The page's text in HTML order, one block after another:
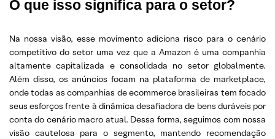
O que isso significa para o setor?
Na nossa visão, esse movimento adiciona risco para o cenário
competitivo do setor uma vez que a Amazon é uma companhia
altamente capitalizada e consolidada no setor globalmente.
Além disso, os anúncios focam na plataforma de marketplace,
onde todas as companhias de ecommerce brasileiras tem focado
seus esforços frente à dinâmica desafiadora de bens duráveis por
conta do cenário macro atual. Dessa forma, seguimos com nossa
visão cautelosa para o segmento, mantendo recomendação